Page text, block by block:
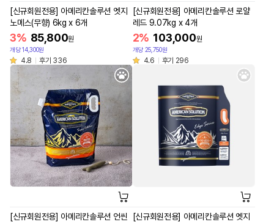
[신규회원전용] 아메리칸솔루션 엣지
노메스(무향) 6kg x 6개
3% 85,800원
개당 14,300원
4.8 후기 336
[신규회원전용] 아메리칸솔루션 로얄
레드 9.07kg x 4개
2% 103,000원
개당 25,750원
4.6 후기 296
[신규회원전용] 아메리칸솔루션 언씬
[신규회원전용] 아메리칸솔루션 엣지